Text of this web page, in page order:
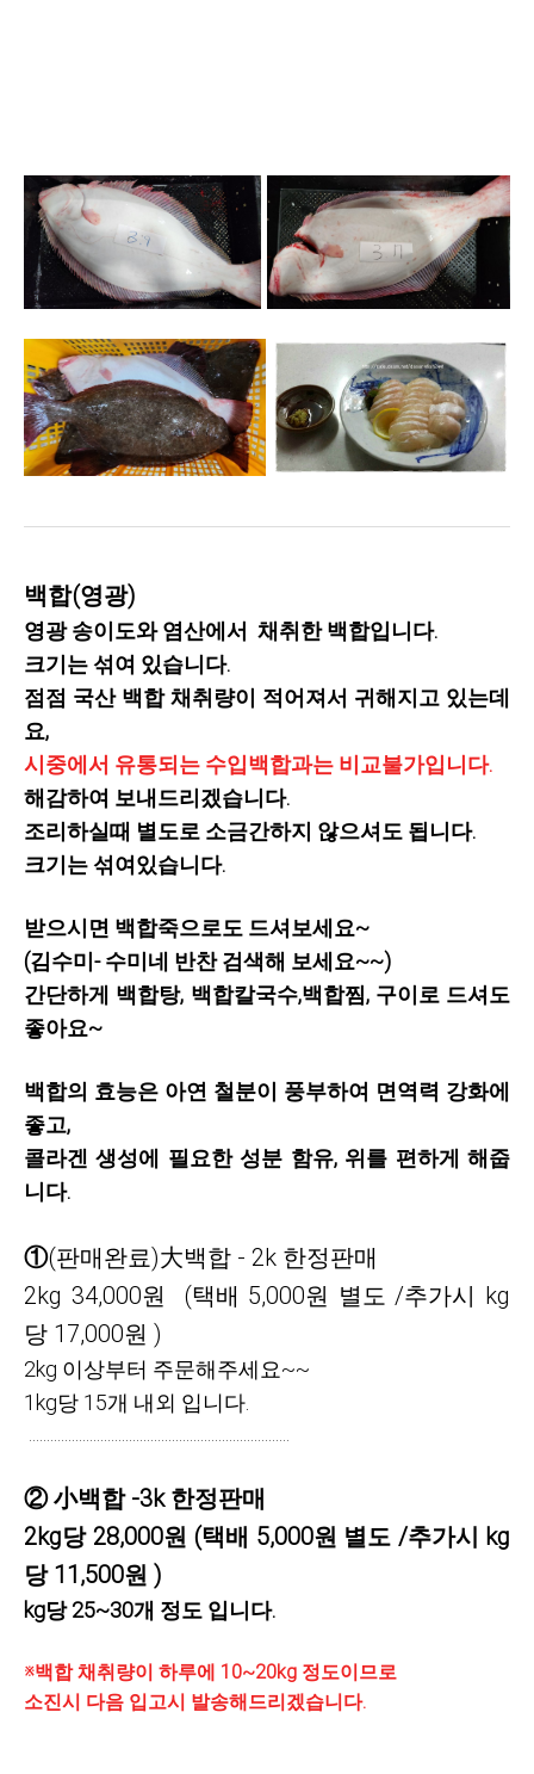
백합(영광)
영광 송이도와 염산에서 채취한 백합입니다.
크기는 섞여 있습니다.
점점 국산 백합 채취량이 적어져서 귀해지고 있는데
요,
시중에서 유통되는 수입백합과는 비교불가입니다.
해감하여 보내드리겠습니다.
조리하실때 별도로 소금간하지 않으셔도 됩니다.
크기는 섞여있습니다.
받으시면 백합죽으로도 드셔보세요~
(김수미- 수미네 반찬 검색해 보세요~~)
간단하게 백합탕, 백합칼국수,백합찜, 구이로 드셔도
좋아요~
백합의 효능은 아연 철분이 풍부하여 면역력 강화에
좋고,
콜라겐 생성에 필요한 성분 함유, 위를 편하게 해줍
니다.
①(판매완료)大백합 - 2k 한정판매
2kg 34,000원
(택배 5,000원 별도 /추가시 kg
당 17,000원 )
2kg 이상부터 주문해주세요~~
1kg당 15개 내외 입니다.
.........................................................................
② 小백합 -3k 한정판매
2kg당 28,000원 (택배 5,000원 별도 /추가시 kg
당 11,500원 )
kg당 25~30개 정도 입니다.
※백합 채취량이 하루에 10~20kg 정도이므로
소진시 다음 입고시 발송해드리겠습니다.